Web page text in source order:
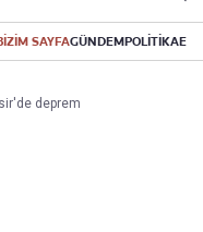
SAYFAGÜNDEMPOLİTİKA
deprem